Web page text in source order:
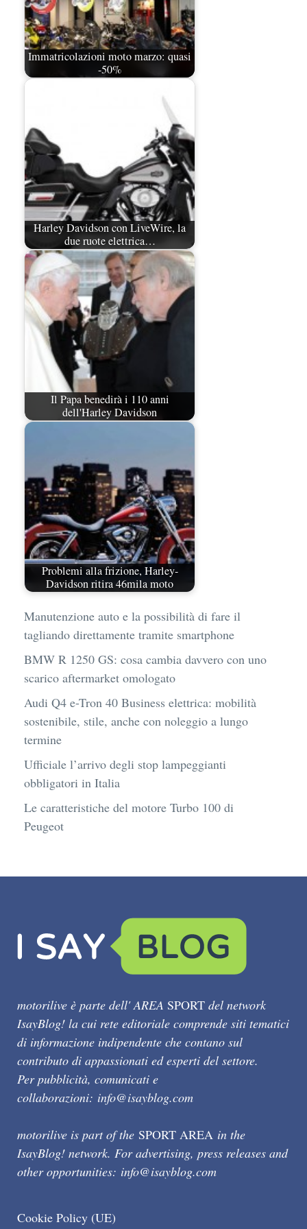
Immatricolazioni moto marzo: quasi
-50%
Harley Davidson con LiveWire, la
due ruote elettrica…
Il Papa benedirà i 110 anni
dell'Harley Davidson
Problemi alla frizione, Harley-
Davidson ritira 46mila moto
Manutenzione auto e la possibilità di fare il
tagliando direttamente tramite smartphone
BMW R 1250 GS: cosa cambia davvero con uno
scarico aftermarket omologato
Audi Q4 e-Tron 40 Business elettrica: mobilità
sostenibile, stile, anche con noleggio a lungo
termine
Ufficiale l’arrivo degli stop lampeggianti
obbligatori in Italia
Le caratteristiche del motore Turbo 100 di
Peugeot
motorilive è parte dell' AREA SPORT del network
IsayBlog! la cui rete editoriale comprende siti tematici
di informazione indipendente che contano sul
contributo di appassionati ed esperti del settore.
Per pubblicità, comunicati e
collaborazioni: info@isayblog.com
motorilive is part of the SPORT AREA in the
IsayBlog! network. For advertising, press releases and
other opportunities: info@isayblog.com
Cookie Policy (UE)